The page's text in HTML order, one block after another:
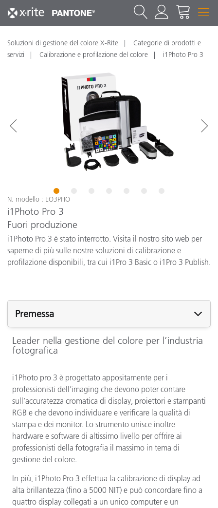
Soluzioni di gestione del colore X-Rite
Categorie di prodotti e
servizi
Calibrazione e profilazione del colore i1Photo Pro 3
1
N. modello : EO3PHO
i1Photo Pro 3
Fuori produzione
i1Photo Pro 3 è stato interrotto. Visita il nostro sito web per
saperne di più sulle nostre soluzioni di calibrazione e
profilazione disponibili, tra cui i1Pro 3 Basic o i1Pro 3 Publish.
Premessa
Leader nella gestione del colore per l’industria
fotografica
i1Photo pro 3 è progettato appositamente per i
professionisti dell’imaging che devono poter contare
sull'accuratezza cromatica di display, proiettori e stampanti
RGB e che devono individuare e verificare la qualità di
stampa e dei monitor. Lo strumento unisce inoltre
hardware e software di altissimo livello per offrire ai
professionisti della fotografia il massimo in tema di
gestione del colore.
In più, i1Photo Pro 3 effettua la calibrazione di display ad
alta brillantezza (fino a 5000 NIT) e può concordare fino a
quattro display collegati a un unico computer e un